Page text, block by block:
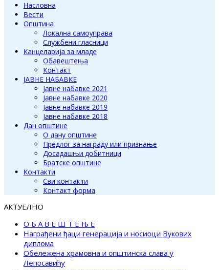
Насловна
Вести
Општина
Локална самоуправа
Службени гласници
Канцеларија за младе
Обавештења
Контакт
ЈАВНЕ НАБАВКЕ
Јавне набавке 2021
Јавне набавке 2020
Јавне набавке 2019
Јавне набавке 2018
Дан општине
О дану општине
Предлог за награду или признање
Досадашњи добитници
Братске општине
Контакти
Сви контакти
Контакт форма
АКТУЕЛНО
О Б А В Е Ш Т Е Њ Е
Награђени ђаци генерација и носиоци Вукових
диплома
Обележена храмовна и општинска слава у
Лепосавићу